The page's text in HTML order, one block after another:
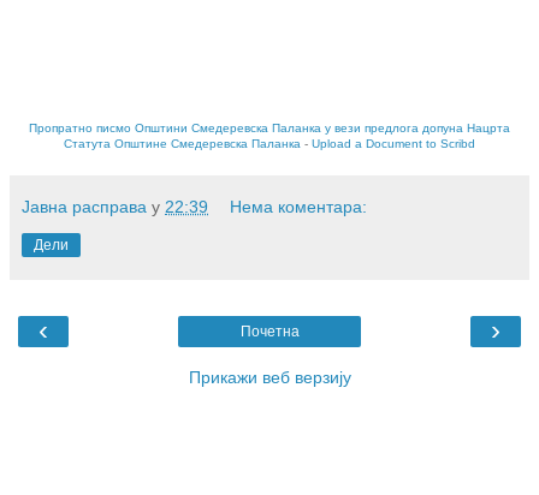
Пропратно писмо Општини Смедеревска Паланка у вези предлога допуна Нацрта
Статута Општине Смедеревска Паланка - Upload a Document to Scribd
Јавна расправа у 22:39 Нема коментара:
Дели
‹ ›
Почетна
Прикажи веб верзију